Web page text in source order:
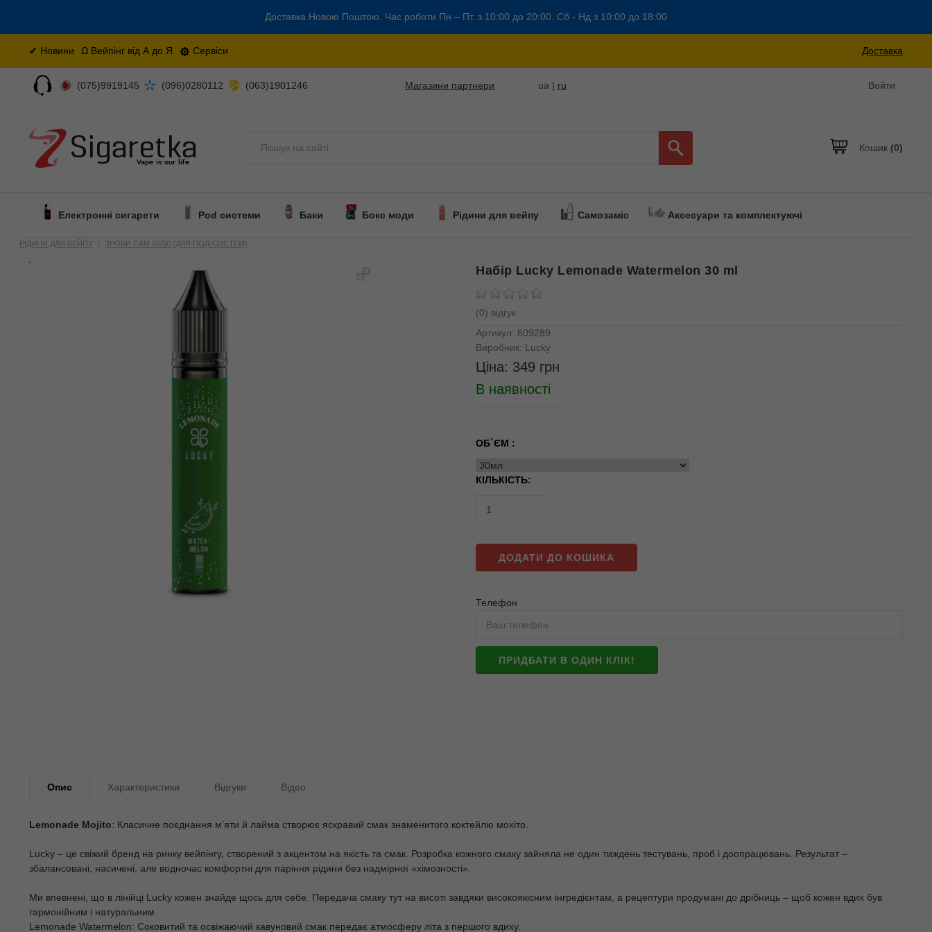
Доставка Новою Поштою. Час роботи Пн – Пт. з 10:00 до 20:00. Сб - Нд з 10:00 до 18:00
✔ Новини Ω Вейпінг від А до Я Сервіси Доставка
(075)9919145 (096)0280112 (063)1901246 Магазини партнери ua | ru Войти
Кошик (0)
Електронні сигарети Pod системи Баки Бокс моди Рідини для вейпу Самозаміс Аксесуари та комплектуючі
РІДИНИ ДЛЯ ВЕЙПУ ЗРОБИ САМ 50/50 (ДЛЯ ПОД-СИСТЕМ)
Набiр Lucky Lemonade Watermelon 30 ml
(0) відгук
Артикул: 809289
Виробник: Lucky
Ціна: 349 грн
В наявності
ОБ`ЄМ :
КІЛЬКІСТЬ:
ДОДАТИ ДО КОШИКА
Телефон
ПРИДБАТИ В ОДИН КЛІК!
Опис Характеристики Відгуки Відео
Lemonade Mojito: Класичне поєднання м’яти й лайма створює яскравий смак знаменитого коктейлю мохіто.
Lucky – це свіжий бренд на ринку вейпінгу, створений з акцентом на якість та смак. Розробка кожного смаку зайняла не один тиждень тестувань, проб і доопрацювань. Результат –
збалансовані, насичені, але водночас комфортні для паріння рідини без надмірної «хімозності».
Ми впевнені, що в лінійці Lucky кожен знайде щось для себе. Передача смаку тут на висоті завдяки високоякісним інгредієнтам, а рецептури продумані до дрібниць – щоб кожен вдих був
гармонійним і натуральним.
Lemonade Watermelon: Соковитий та освіжаючий кавуновий смак передає атмосферу літа з першого вдиху.